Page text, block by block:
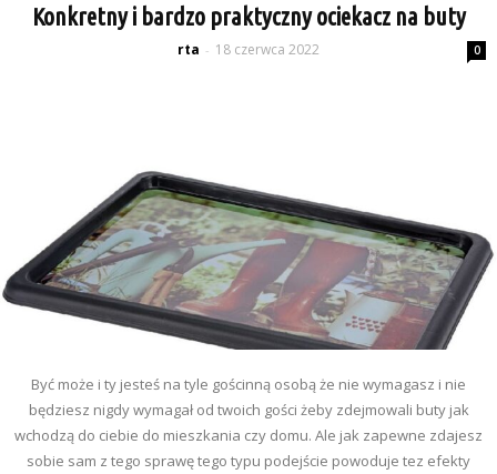
Konkretny i bardzo praktyczny ociekacz na buty
rta - 18 czerwca 2022 0
Być może i ty jesteś na tyle gościnną osobą że nie wymagasz i nie
będziesz nigdy wymagał od twoich gości żeby zdejmowali buty jak
wchodzą do ciebie do mieszkania czy domu. Ale jak zapewne zdajesz
sobie sam z tego sprawę tego typu podejście powoduje tez efekty